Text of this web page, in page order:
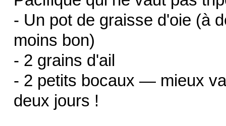
- Un pot de graisse d'oie (à
moins bon)
- 2 grains d'ail
- 2 petits bocaux — mieux
deux jours !